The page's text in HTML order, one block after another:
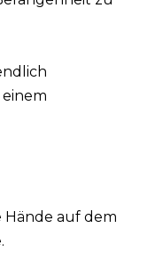
Hände auf dem